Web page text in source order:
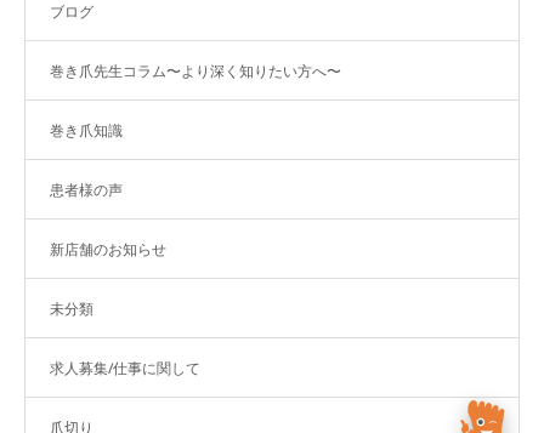
ブログ
巻き爪先生コラム〜より深く知りたい方へ〜
巻き爪知識
患者様の声
新店舗のお知らせ
未分類
求人募集/仕事に関して
爪切り